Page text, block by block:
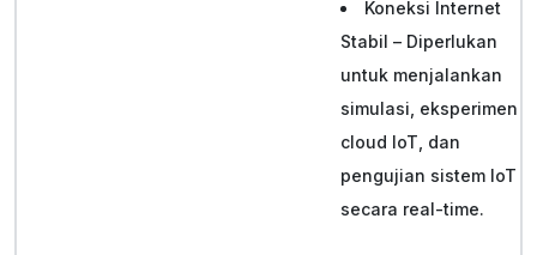
Koneksi Internet
Stabil – Diperlukan
untuk menjalankan
simulasi, eksperimen
cloud IoT, dan
pengujian sistem IoT
secara real-time.